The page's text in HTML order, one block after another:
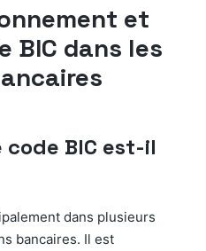
et
BIC dans les
code BIC est-il
dans plusieurs
bancaires. Il est